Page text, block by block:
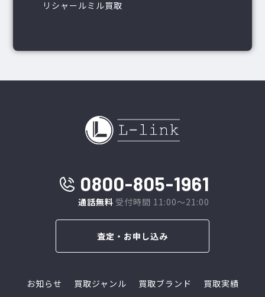
リシャールミル買取
0800-805-1961
通話無料 受付時間 11:00～21:00
査定・お申し込み
お知らせ 買取ジャンル 買取ブランド 買取実績